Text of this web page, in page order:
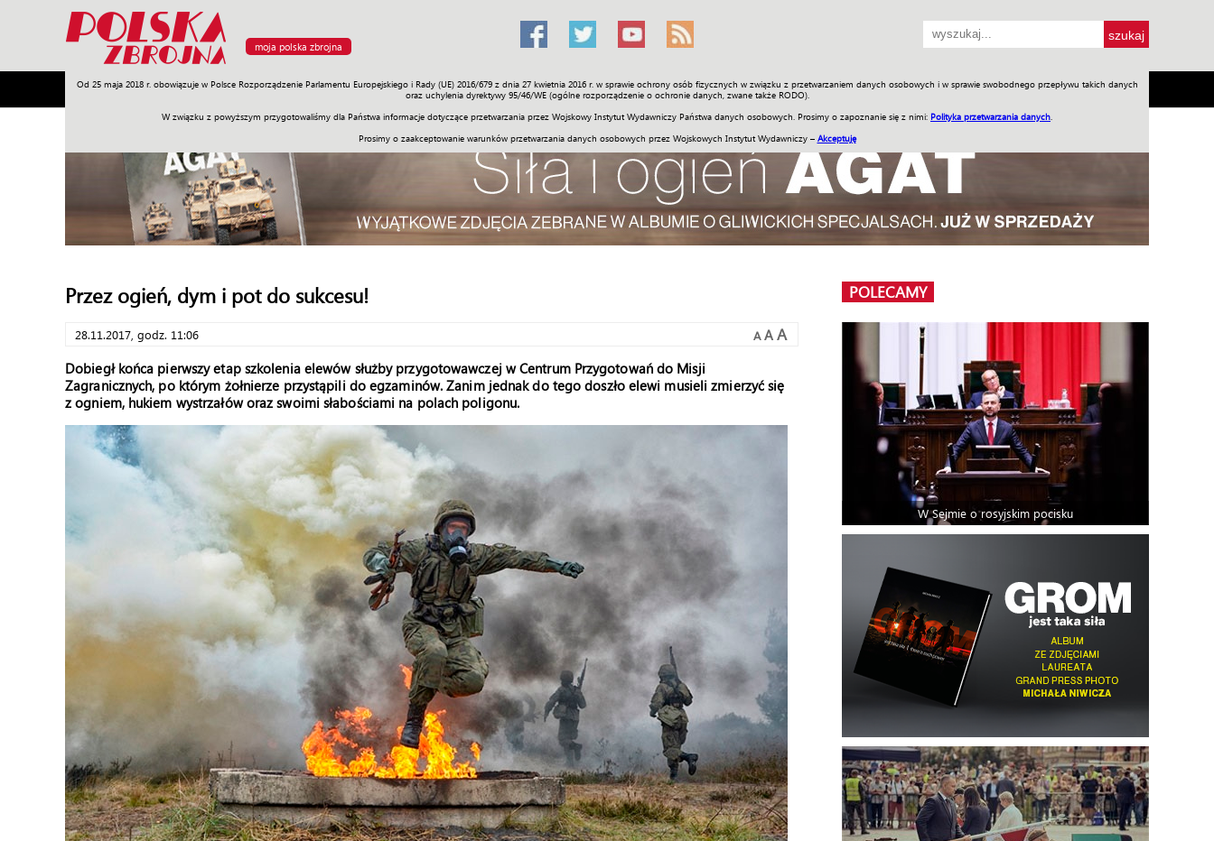
moja polska zbrojna
Od 25 maja 2018 r. obowiązuje w Polsce Rozporządzenie Parlamentu Europejskiego i Rady (UE) 2016/679 z dnia 27 kwietnia 2016 r. w sprawie ochrony osób fizycznych w związku z przetwarzaniem danych osobowych i w sprawie swobodnego przepływu takich danych
oraz uchylenia dyrektywy 95/46/WE (ogólne rozporządzenie o ochronie danych, zwane także RODO).
W związku z powyższym przygotowaliśmy dla Państwa informacje dotyczące przetwarzania przez Wojskowy Instytut Wydawniczy Państwa danych osobowych. Prosimy o zapoznanie się z nimi: Polityka przetwarzania danych
Prosimy o zaakceptowanie warunków przetwarzania danych osobowych przez Wojskowych Instytut Wydawniczy – Akceptuję
Armia Poligon Sprzęt Misje Polityka Prawo Świat Społeczność Sport Historia Galerie Wideo ENGLISH SKLEP Jednodniówki Praca w WIW
Przez ogień, dym i pot do sukcesu!
28.11.2017, godz. 11:06 A A A
Dobiegł końca pierwszy etap szkolenia elewów służby przygotowawczej w Centrum Przygotowań do Misji
Zagranicznych, po którym żołnierze przystąpili do egzaminów. Zanim jednak do tego doszło elewi musieli zmierzyć się
z ogniem, hukiem wystrzałów oraz swoimi słabościami na polach poligonu.
POLECAMY
W Sejmie o rosyjskim pocisku